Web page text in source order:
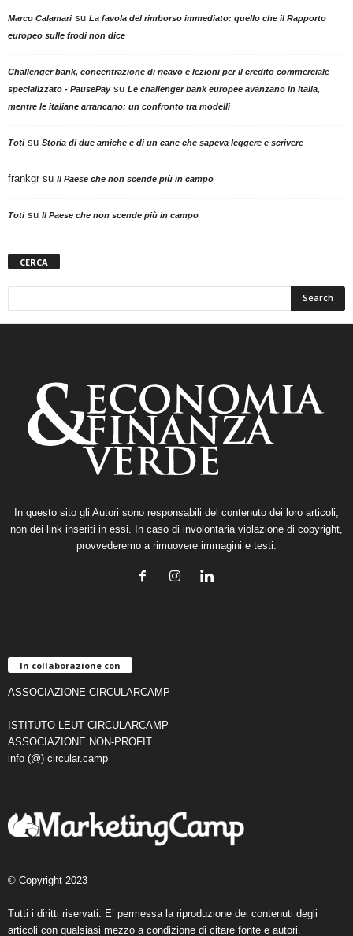
Marco Calamarisu La favola del rimborso immediato: quello che il Rapporto
europeo sulle frodi non dice
Challenger bank, concentrazione di ricavo e lezioni per il credito commerciale
specializzato - PausePaysu Le challenger bank europee avanzano in Italia,
mentre le italiane arrancano: un confronto tra modelli
Totisu Storia di due amiche e di un cane che sapeva leggere e scrivere
frankgr su Il Paese che non scende più in campo
Totisu Il Paese che non scende più in campo
CERCA
In questo sito gli Autori sono responsabili del contenuto dei loro articoli,
non dei link inseriti in essi. In caso di involontaria violazione di copyright,
provvederemo a rimuovere immagini e testi.
In collaborazione con
ASSOCIAZIONE CIRCULARCAMP
ISTITUTO LEUT CIRCULARCAMP
ASSOCIAZIONE NON-PROFIT
info (@) circular.camp
© Copyright 2023
Tutti i diritti riservati. E’ permessa la riproduzione dei contenuti degli
articoli con qualsiasi mezzo a condizione di citare fonte e autori.